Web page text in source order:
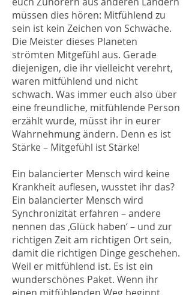
müssen dies hören: Mitfühlend zu
sein ist kein Zeichen von Schwäche.
Die Meister dieses Planeten
strömten Mitgefühl aus. Gerade
diejenigen, die ihr vielleicht verehrt,
waren mitfühlend und nicht
schwach. Was immer euch also über
eine freundliche, mitfühlende Person
erzählt wurde, müsst ihr in eurer
Wahrnehmung ändern. Denn es ist
Stärke – Mitgefühl ist Stärke!
Ein balancierter Mensch wird keine
Krankheit auflesen, wusstet ihr das?
Ein balancierter Mensch wird
Synchronizität erfahren – andere
nennen das ‚Glück haben‘ – und zur
richtigen Zeit am richtigen Ort sein,
damit die richtigen Dinge geschehen.
Weil er mitfühlend ist. Es ist ein
wunderschönes Paket. Wenn ihr